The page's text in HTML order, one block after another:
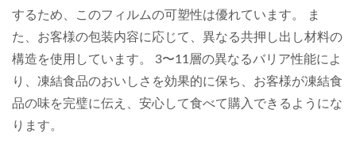
するため、このフィルムの可塑性は優れています。 ま
た、お客様の包装内容に応じて、異なる共押し出し材料の
構造を使用しています。 3〜11層の異なるバリア性能によ
り、凍結食品のおいしさを効果的に保ち、お客様が凍結食
品の味を完璧に伝え、安心して食べて購入できるようにな
ります。